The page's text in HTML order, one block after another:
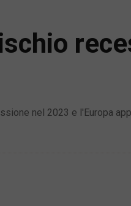
nel 2023 e l'Europa